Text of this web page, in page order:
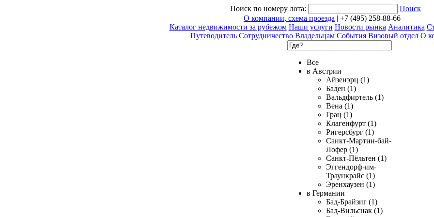
Поиск по номеру лота:
Поиск
О компании, схема проезда | +7 (495) 258-88-66
Каталог недвижимости за рубежом Наши услуги Новости рынка Аналитика
Путеводитель Сотрудничество Владельцам События Визовый отдел О
Все
в Австрии
Айзенэрц (1)
Баден (1)
Вальдфиртель (1)
Вена (1)
Грац (1)
Клагенфурт (1)
Ригерсбург (1)
Санкт-Мартин-бай-
Лофер (1)
Санкт-Пёльтен (1)
Эггендорф-им-
Траункрайс (1)
Эренхаузен (1)
в Германии
Бад-Брайзиг (1)
Бад-Вильснак (1)